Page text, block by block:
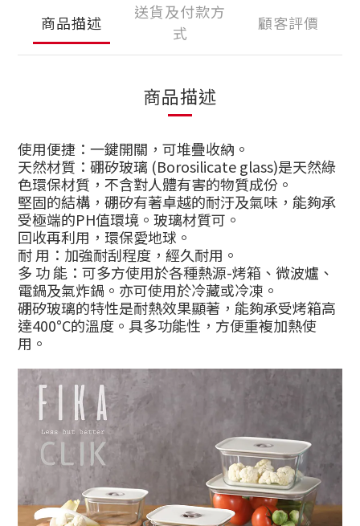
商品描述
送貨及付款方
式
顧客評價
商品描述
使用便捷：一鍵開關，可堆疊收納 。
天然材質：硼矽玻璃 (Borosilicate glass)是天然綠
色環保材質，不含對人體有害的物質成份。
堅固的結構，硼矽有著卓越的耐汙及氣味，能夠承
受極端的PH值環境。玻璃材質可 。
回收再利用，環保愛地球 。
耐 用：加強耐刮程度，經久耐用 。
多 功 能：可多方使用於各種熱源-烤箱、微波爐、
電鍋及氣炸鍋。亦可使用於冷藏或冷凍。
硼矽玻璃的特性是耐熱效果顯著，能夠承受烤箱高
達400°C的溫度。具多功能性， 方便重複加熱使
用 。